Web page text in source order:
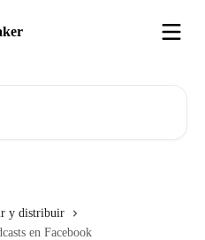
y distribuir
en Facebook